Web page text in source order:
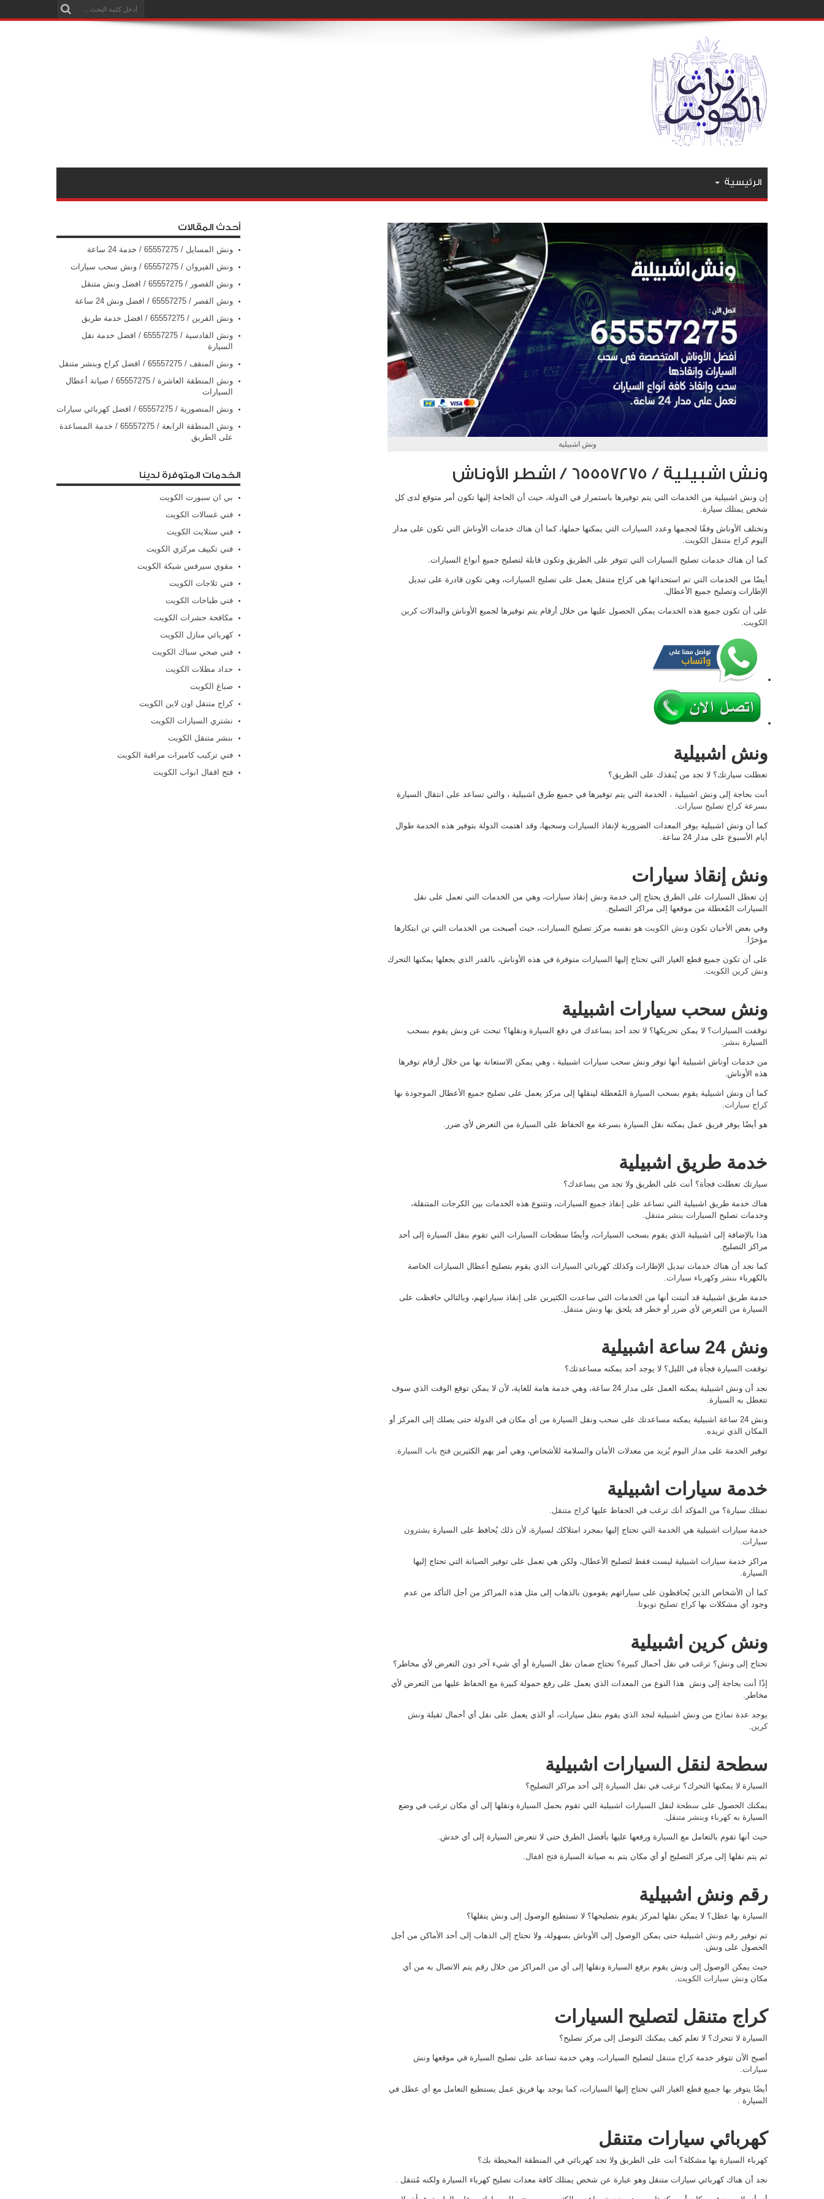
الرئيسية
ونش اشبيلية
ونش اشبيلية / 65557275 / اشطر الأوناش
إن ونش اشبيلية من الخدمات التي يتم توفيرها باستمرار في الدولة، حيث أن الحاجة إليها تكون أمر متوقع لدى كل
شخص يمتلك سيارة.
وتختلف الأوناش وفقًا لحجمها وعدد السيارات التي يمكنها حملها، كما أن هناك خدمات الأوناش التي تكون على مدار
اليومكراج متنقل الكويت
كما أن هناك خدمات تصليح السيارات التي تتوفر على الطريق وتكون قابلة لتصليح جميع أنواع السيارات.
أيضًا من الخدمات التي تم استحداثها هي كراج متنقل يعمل على تصليح السيارات، وهي تكون قادرة على تبديل
الإطارات وتصليح جميع الأعطال.
على أن تكون جميع هذه الخدمات يمكن الحصول عليها من خلال أرقام يتم توفيرها لجميع الأوناش والبدالاتكرين
الكويت
ونش اشبيلية
تعطلت سيارتك؟ لا تجد من يُنقذك على الطريق؟
أنت بحاجة إلى ونش اشبيلية ، الخدمة التي يتم توفيرها في جميع طرق اشبيلية ، والتي تساعد على انتقال السيارة
بسرعةكراج تصليح سيارات
كما أن ونش اشبيلية يوفر المعدات الضرورية لإنقاذ السيارات وسحبها، وقد اهتمت الدولة بتوفير هذه الخدمة طوال
أيام الأسبوع على مدار 24 ساعة.
ونش إنقاذ سيارات
إن تعطل السيارات على الطرق يحتاج إلى خدمة ونش إنقاذ سيارات، وهي من الخدمات التي تعمل على نقل
السيارات المُعطلة من موقعها إلى مراكز التصليح.
وفي بعض الأحيان تكون ونش الكويت هو نفسه مركز تصليح السيارات، حيث أصبحت من الخدمات التي تن ابتكارها
مؤخرًا.
على أن تكون جميع قطع الغيار التي تحتاج إليها السيارات متوفرة في هذه الأوناش، بالقدر الذي يجعلها يمكنها التحرك
ونش كرين الكويت
ونش سحب سيارات اشبيلية
توقفت السيارات؟ لا يمكن تحريكها؟ لا تجد أحد يساعدك في دفع السيارة ونقلها؟ تبحث عن ونش يقوم بسحب
السيارة بنشر
من خدمات أوناش اشبيلية أنها توفر ونش سحب سيارات اشبيلية ، وهي يمكن الاستعانة بها من خلال أرقام توفرها
هذه الأوناش.
كما أن ونش اشبيلية يقوم بسحب السيارة المُعطلة لينقلها إلى مركز يعمل على تصليح جميع الأعطال الموجودة بها
كراج سيارات
هو أيضًا يوفر فريق عمل يمكنه نقل السيارة بسرعة مع الحفاظ على السيارة من التعرض لأي ضرر.
خدمة طريق اشبيلية
سيارتك تعطلت فجأة؟ أنت على الطريق ولا تجد من يساعدك؟
هناك خدمة طريق اشبيلية التي تساعد على إنقاذ جميع السيارات، وتتنوع هذه الخدمات بين الكرجات المتنقلة،
وخدمات تصليح السيارات بنشر متنقل
هذا بالإضافة إلى اشبيلية الذي يقوم بسحب السيارات، وأيضًا سطحات السيارات التي تقوم بنقل السيارة إلى أحد
مراكز التصليح.
كما نجد أن هناك خدمات تبديل الإطارات وكذلك كهربائي السيارات الذي يقوم بتصليح أعطال السيارات الخاصة
بالكهرباء بنشر وكهرباء سيارات
خدمة طريق اشبيلية قد أثبتت أنها من الخدمات التي ساعدت الكثيرين على إنقاذ سياراتهم، وبالتالي حافظت على
السيارة من التعرض لأي ضرر أو خطر قد يلحق بها ونش متنقل
ونش 24 ساعة اشبيلية
توقفت السيارة فجأة في الليل؟ لا يوجد أحد يمكنه مساعدتك؟
نجد أن ونش اشبيلية يمكنه العمل على مدار 24 ساعة، وهي خدمة هامة للغاية، لأن لا يمكن توقع الوقت الذي سوف
تتعطل به السيارة.
ونش 24 ساعة اشبيلية يمكنه مساعدتك على سحب ونقل السيارة من أي مكان في الدولة حتى يصلك إلى المركز أو
المكان الذي تريده.
توفير الخدمة على مدار اليوم يُزيد من معدلات الأمان والسلامة للأشخاص، وهي أمر يهم الكثيرين فتح باب السيارة
خدمة سيارات اشبيلية
تمتلك سيارة؟ من المؤكد أنك ترغب في الحفاظ عليهاكراج متنقل
خدمة سيارات اشبيلية هي الخدمة التي تحتاج إليها بمجرد امتلاكك لسيارة، لأن ذلك يُحافظ على السيارة يشترون
سيارات
مراكز خدمة سيارات اشبيلية ليست فقط لتصليح الأعطال، ولكن هي تعمل على توفير الصيانة التي تحتاج إليها
السيارة.
كما أن الأشخاص الذين يُحافظون على سياراتهم يقومون بالذهاب إلى مثل هذه المراكز من أجل التأكد من عدم
وجود أي مشكلات بهاكراج تصليح تويوتا
ونش كرين اشبيلية
تحتاج إلى ونش؟ ترغب في نقل أحمال كبيرة؟ تحتاج ضمان نقل السيارة أو أي شيء آخر دون التعرض لأي مخاطر؟
إذًا أنت بحاجة إلى ونش هذا النوع من المعدات الذي يعمل على رفع حمولة كبيرة مع الحفاظ عليها من التعرض لأي
مخاطر.
يوجد عدة نماذج من ونش اشبيلية لنجد الذي يقوم بنقل سيارات، أو الذي يعمل على نقل أي أحمال ثقيلة ونش
كرين
سطحة لنقل السيارات اشبيلية
السيارة لا يمكنها التحرك؟ ترغب في نقل السيارة إلى أحد مراكز التصليح؟
يمكنك الحصول على سطحة لنقل السيارات اشبيلية التي تقوم بحمل السيارة ونقلها إلى أي مكان ترغب في وضع
السيارة بهكهرباء وبنشر متنقل
حيث أنها تقوم بالتعامل مع السيارة ورفعها عليها بأفضل الطرق حتى لا تتعرض السيارة إلى أي خدش.
ثم يتم نقلها إلى مركز التصليح أو أي مكان يتم به صيانة السيارة فتح اقفال
رقم ونش اشبيلية
السيارة بها عطل؟ لا يمكن نقلها لمركز يقوم بتصليحها؟ لا تستطيع الوصول إلى ونش ينقلها؟
تم توفير رقم ونش اشبيلية حتى يمكن الوصول إلى الأوناش بسهولة، ولا تحتاج إلى الذهاب إلى أحد الأماكن من أجل
الحصول على ونش.
حيث يمكن الوصول إلى ونش يقوم برفع السيارة ونقلها إلى أي من المراكز من خلال رقم يتم الاتصال به من أي
مكان ونش سيارات الكويت
كراج متنقل لتصليح السيارات
السيارة لا تتحرك؟ لا تعلم كيف يمكنك التوصل إلى مركز تصليح؟
أصبح الآن تتوفر خدمةكراج متنقل لتصليح السيارات، وهي خدمة تساعد على تصليح السيارة في موقعها ونش
سيارات
أيضًا يتوفر بها جميع قطع الغيار التي تحتاج إليها السيارات، كما يوجد بها فريق عمل يستطيع التعامل مع أي عطل في
السيارة .
كهربائي سيارات متنقل
كهرباء السيارة بها مشكلة؟ أنت على الطريق ولا تجد كهربائي في المنطقة المحيطة بك؟
نجد أن هناك كهربائي سيارات متنقل وهو عبارة عن شخص يمتلك كافة معدات تصليح كهرباء السيارة ولكنه مُتنقل .
أحدث المقالات
ونش المسايل / 65557275 / خدمة 24 ساعة
ونش القيروان / 65557275 / ونش سحب سيارات
ونش القصور / 65557275 / افضل ونش متنقل
ونش القصر / 65557275 / افضل ونش 24 ساعة
ونش القرين / 65557275 / افضل خدمة طريق
ونش القادسية / 65557275 / افضل خدمة نقل
السيارة
ونش المنقف / 65557275 / افضل كراج وبنشر متنقل
ونش المنطقة العاشرة / 65557275 / صيانة أعطال
السيارات
ونش المنصورية / 65557275 / افضل كهربائي سيارات
ونش المنطقة الرابعة / 65557275 / خدمة المساعدة
على الطريق
الخدمات المتوفرة لدينا
بي ان سبورت الكويت
فني غسالات الكويت
فني ستلايت الكويت
فني تكييف مركزي الكويت
مقوي سيرفس شيكة الكويت
فني ثلاجات الكويت
فني طباخات الكويت
مكافحة حشرات الكويت
كهربائي منازل الكويت
فني صحي سباك الكويت
حداد مظلات الكويت
صباغ الكويت
كراج متنقل اون لاين الكويت
نشتري السيارات الكويت
بنشر متنقل الكويت
فني تركيب كاميرات مراقبة الكويت
فتح اقفال ابواب الكويت